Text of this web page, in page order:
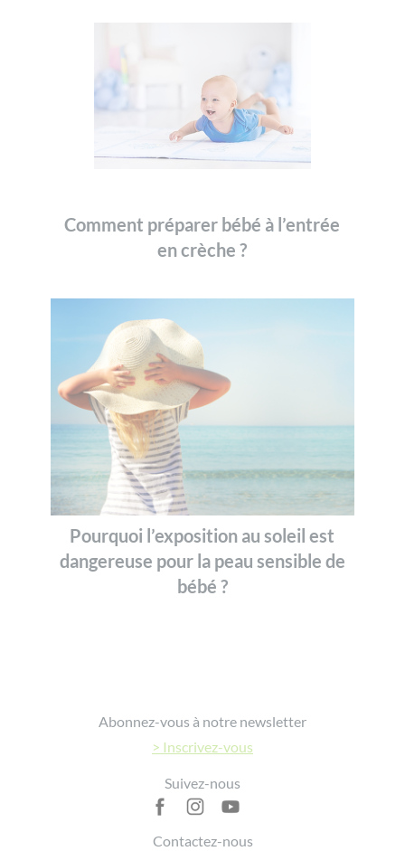
Comment préparer bébé à l’entrée
en crèche ?
Pourquoi l’exposition au soleil est
dangereuse pour la peau sensible de
bébé ?
Abonnez-vous à notre newsletter
> Inscrivez-vous
Suivez-nous
Contactez-nous